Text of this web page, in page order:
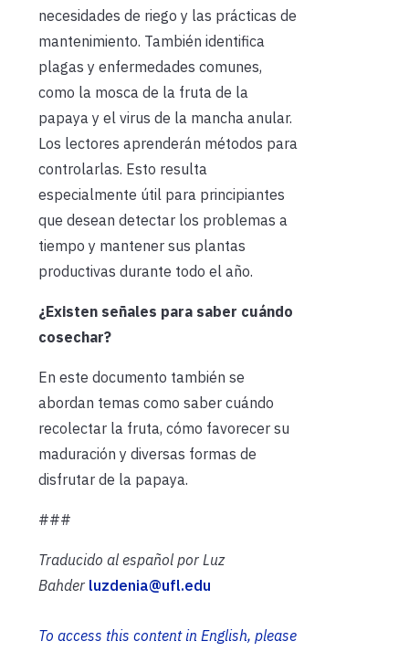
necesidades de riego y las prácticas de
mantenimiento. También identifica
plagas y enfermedades comunes,
como la mosca de la fruta de la
papaya y el virus de la mancha anular.
Los lectores aprenderán métodos para
controlarlas. Esto resulta
especialmente útil para principiantes
que desean detectar los problemas a
tiempo y mantener sus plantas
productivas durante todo el año.
¿Existen señales para saber cuándo
cosechar?
En este documento también se
abordan temas como saber cuándo
recolectar la fruta, cómo favorecer su
maduración y diversas formas de
disfrutar de la papaya.
###
Traducido al español por Luz
Bahder luzdenia@ufl.edu
To access this content in English, please